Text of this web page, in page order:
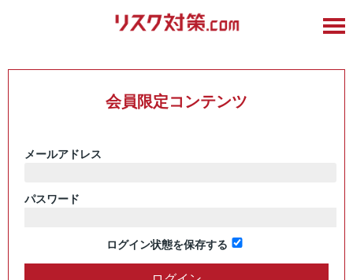
会員限定コンテンツ
メールアドレス
パスワード
ログイン状態を保存する